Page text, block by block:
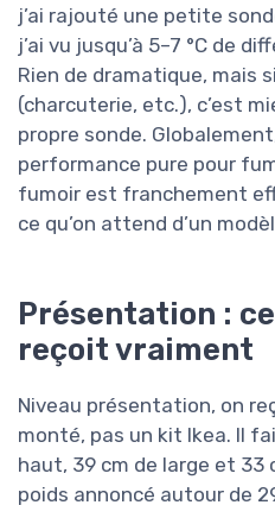
j’ai rajouté une petite
j’ai vu jusqu’à 5–7 °C de
Rien de dramatique, mais
(charcuterie, etc.), c’est
propre sonde.
performance pure pour
fumoir est franchement
ce qu’on attend d’un
Présentation : ce
reçoit vraiment
Niveau présentation, on
monté, pas un kit Ikea. Il
haut, 39 cm de large et 33
poids annoncé autour de